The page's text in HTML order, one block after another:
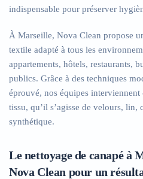
indispensable pour préserver
À Marseille, Nova Clean propose
textile adapté à tous les
appartements, hôtels, restaurants,
publics. Grâce à des techniques
éprouvé, nos équipes
tissu, qu’il s’agisse de velours,
synthétique.
Le nettoyage de canapé à
Nova Clean pour un